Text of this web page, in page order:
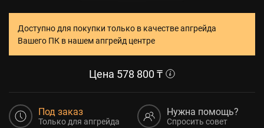
Доступно для покупки только в качестве апгрейда
Вашего ПК в нашем апгрейд центре
Цена 578 800 ₸
Под заказ
Только для апгрейда
Нужна помощь?
Спросить совет